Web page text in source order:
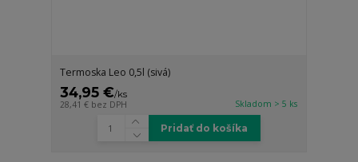
Termoska Leo 0,5l (sivá)
34,95 €/ks
28,41 € bez DPH Skladom > 5 ks
Pridať do košíka